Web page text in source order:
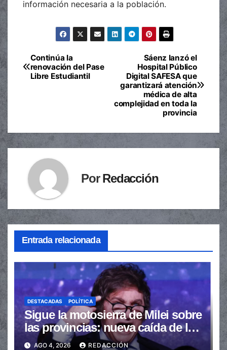
información necesaria a la población.
Navegación
de
Sáenz lanzó el
Hospital Público
Digital SAFESA que
garantizará atención
médica de alta
complejidad en toda la
provincia
Continúa la
renovación del Pase
Libre Estudiantil
PorRedacción
Entrada relacionada
DESTACADAS POLÍTICA
Sigue la motosierra de Milei sobre
las provincias: nueva caída de las
transferencias no automáticas
AGO 4, 2026 REDACCIÓN